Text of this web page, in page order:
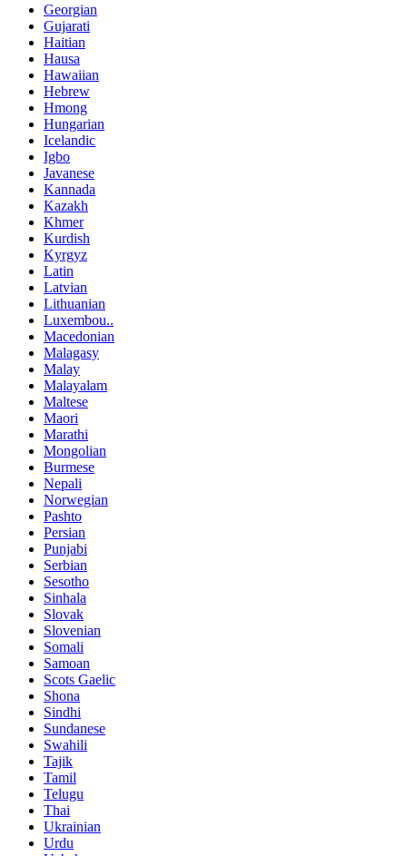
Georgian
Gujarati
Haitian
Hausa
Hawaiian
Hebrew
Hmong
Hungarian
Icelandic
Igbo
Javanese
Kannada
Kazakh
Khmer
Kurdish
Kyrgyz
Latin
Latvian
Lithuanian
Luxembou..
Macedonian
Malagasy
Malay
Malayalam
Maltese
Maori
Marathi
Mongolian
Burmese
Nepali
Norwegian
Pashto
Persian
Punjabi
Serbian
Sesotho
Sinhala
Slovak
Slovenian
Somali
Samoan
Scots Gaelic
Shona
Sindhi
Sundanese
Swahili
Tajik
Tamil
Telugu
Thai
Ukrainian
Urdu